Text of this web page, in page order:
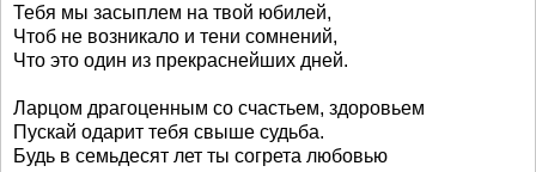
Тебя мы засыплем на твой юбилей,
Чтоб не возникало и тени сомнений,
Что это один из прекраснейших дней.
Ларцом драгоценным со счастьем, здоровьем
Пускай одарит тебя свыше судьба.
Будь в семьдесят лет ты согрета любовью